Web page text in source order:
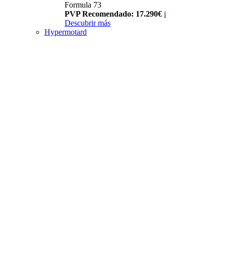
Formula 73
PVP Recomendado: 17.290€ i
Descubrir más
Hypermotard